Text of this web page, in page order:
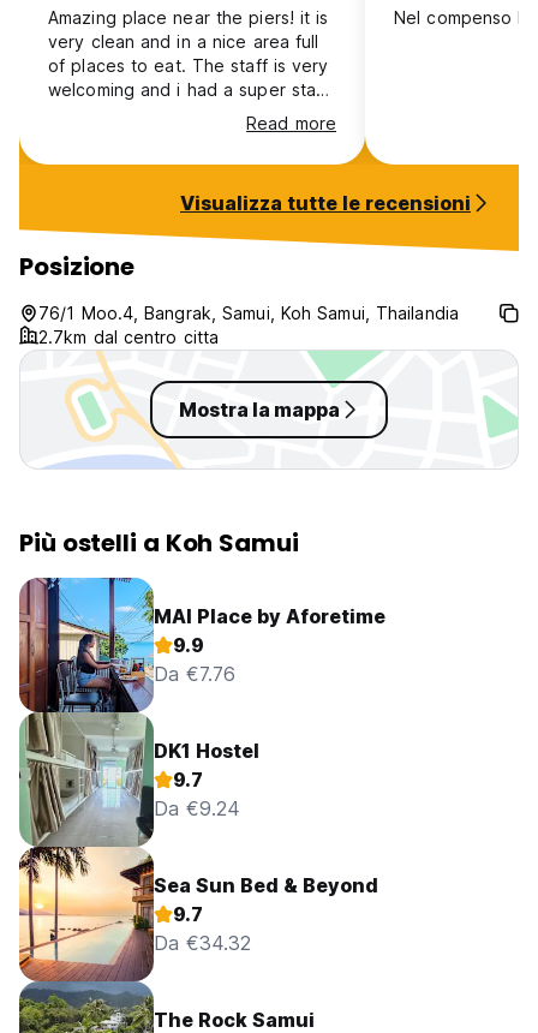
Amazing place near the piers! it is
very clean and in a nice area full
of places to eat. The staff is very
welcoming and i had a super stay
Read more
Nel compenso
Visualizza tutte le recensioni
Posizione
76/1 Moo.4, Bangrak, Samui, Koh Samui, Thailandia
2.7km dal centro citta
Mostra la mappa
Più ostelli a Koh Samui
MAI Place by Aforetime
9.9
Da €7.76
DK1 Hostel
9.7
Da €9.24
Sea Sun Bed & Beyond
9.7
Da €34.32
The Rock Samui